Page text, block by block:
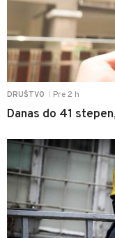
DRUŠTVO Pre 2 h
Danas do 41